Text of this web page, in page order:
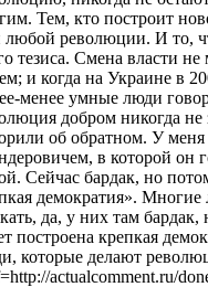
Тем, кто построит
любой революции. И то,
тезиса. Смена власти
и когда на Украине в
менее умные люди
добром никогда не
об обратном. У
в которой он
Сейчас бардак, но
демократия». Многие
да, у них там бардак,
построена крепкая
которые делают
actualcomment.ru/